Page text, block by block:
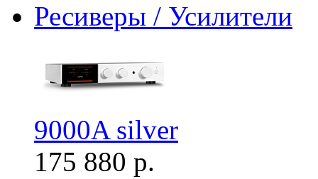
Ресиверы / Усилители
9000A silver
175 880 р.